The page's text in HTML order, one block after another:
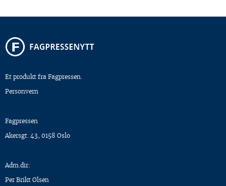
Et produkt fra Fagpressen.
Personvern
Fagpressen
Akersgt. 43, 0158 Oslo
Adm.dir:
Per Brikt Olsen